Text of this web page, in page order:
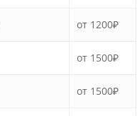
от 1200₽
от 1500₽
от 1500₽